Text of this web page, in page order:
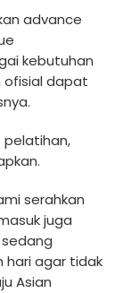
advance
kebutuhan
ofisial dapat
pelatihan,
serahkan
juga
hari agar tidak
Asian